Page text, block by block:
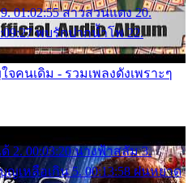
01:02:55 สาวสวนแตง 20.
พบรักปากน้ำโพ 22.
นเดิม - รวมเพลงดังเพราะๆ
2. 00:03:20 นางฟ้าสลัม 3.
ญเหลือเกิน 5. 00:13:58 ฝนหยาด